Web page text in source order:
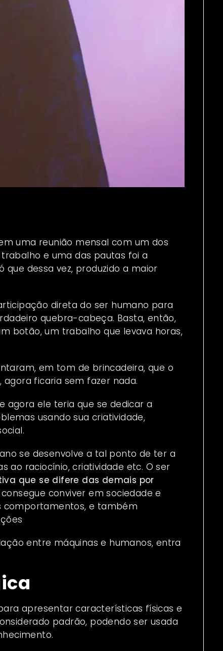
uma reunião mensal com um dos
e uma das pautas foi a
dessa vez, produzido a maior
direta do ser humano para
quebra-cabeça. Basta, então,
botão, um trabalho que levava horas,
em tom de brincadeira, que o
agora ficaria sem fazer nada.
agora ele teria que se dedicar a
usando sua criatividade,
se desenvolve a tal ponto de ter a
ao raciocínio, criatividade etc. O ser
que se difere das demais por
conviver em sociedade e
comportamentos, e também
entre máquinas e humanos, entra
apresentar características físicas e
padrão, podendo ser usada